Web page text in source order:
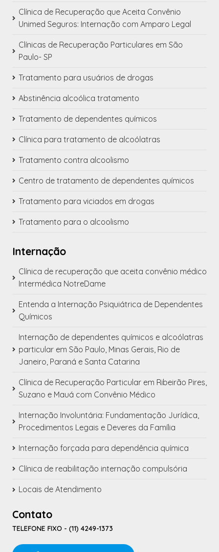
Clínica de Recuperação que Aceita Convênio
Unimed Seguros: Internação com Amparo Legal
Clínicas de Recuperação Particulares em São
Paulo- SP
Tratamento para usuários de drogas
Abstinência alcoólica tratamento
Tratamento de dependentes químicos
Clínica para tratamento de alcoólatras
Tratamento contra alcoolismo
Centro de tratamento de dependentes químicos
Tratamento para viciados em drogas
Tratamento para o alcoolismo
Internação
Clínica de recuperação que aceita convênio médico
Intermédica NotreDame
Entenda a Internação Psiquiátrica de Dependentes
Químicos
Internação de dependentes químicos e alcoólatras
particular em São Paulo, Minas Gerais, Rio de
Janeiro, Paraná e Santa Catarina
Clínica de Recuperação Particular em Ribeirão Pires,
Suzano e Mauá com Convênio Médico
Internação Involuntária: Fundamentação Jurídica,
Procedimentos Legais e Deveres da Família
Internação forçada para dependência química
Clínica de reabilitação internação compulsória
Locais de Atendimento
Contato
TELEFONE FIXO - (11) 4249-1373